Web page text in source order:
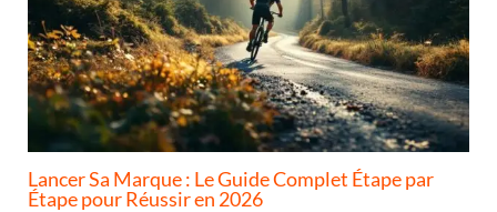
Lancer Sa Marque : Le Guide Complet Étape par
Étape pour Réussir en 2026